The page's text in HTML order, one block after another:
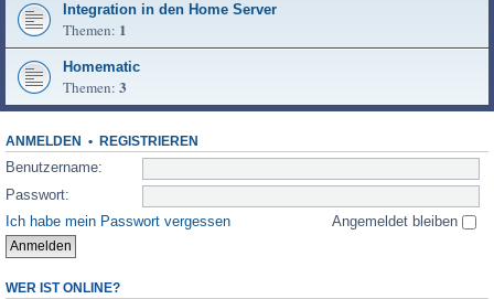
Integration in den Home Server
Themen: 1
Homematic
Themen: 3
ANMELDEN • REGISTRIEREN
Benutzername:
Passwort:
Ich habe mein Passwort vergessen
Angemeldet bleiben
WER IST ONLINE?